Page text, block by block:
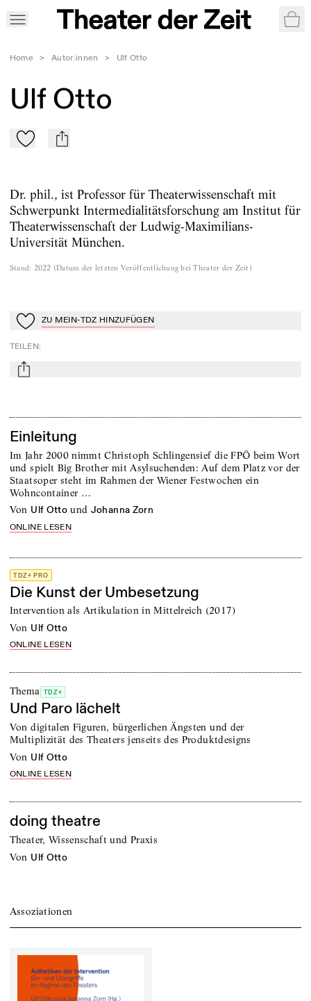
Home > Autor:innen > Ulf Otto
Ulf Otto
Zu Mein-TdZ hinzufügen
mail
Dr. phil., ist Professor für Theaterwissenschaft mit
Schwerpunkt Intermedialitätsforschung am Institut für
Theaterwissenschaft der Ludwig-Maximilians-
Universität München.
Stand: 2022 (Datum der letzten Veröffentlichung bei Theater der Zeit )
Zu Mein-TdZ hinzufügen
ZU MEIN-TDZ HINZUFÜGEN
TEILEN:
mail
Einleitung
Im Jahr 2000 nimmt Christoph Schlingensief die FPÖ beim Wort
und spielt Big Brother mit Asylsuchenden: Auf dem Platz vor der
Staatsoper steht im Rahmen der Wiener Festwochen ein
Wohncontainer …
von Ulf Otto und Johanna Zorn
ONLINE LESEN
TDZ+ PRO
Die Kunst der Umbesetzung
Intervention als Artikulation in Mittelreich (2017)
von Ulf Otto
ONLINE LESEN
Thema TDZ+
Und Paro lächelt
Von digitalen Figuren, bürgerlichen Ängsten und der
Multiplizität des Theaters jenseits des Produktdesigns
von Ulf Otto
ONLINE LESEN
doing theatre
Theater, Wissenschaft und Praxis
von Ulf Otto
Assoziationen